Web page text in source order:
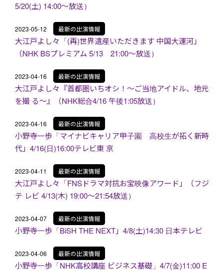
5/20(土) 14:00～放送）
2023-05-12 最新の出演情報
大江戸よし々「(再)世界遺産いただきます 中国大運河」
（NHK BSプレミアム 5/13 21:00～放送）
2023-04-16 最新の出演情報
大江戸よし々『首都圏いちオシ！〜ご当地アイドル、地元
を撮 る〜』（NHK総合4/16 午後1:05放送）
2023-04-16 最新の出演情報
小野寺一歩「マイナビキャリア甲子園 高校生が拓く新時
代」4/16(日)16:00テレビ東 京
2023-04-11 最新の出演情報
大江戸よし々「FNSドラマ対抗お宝映像アワード」（フジ
テ レビ 4/13(木) 19:00～21:54放送）
2023-04-07 最新の出演情報
小野寺一歩「BiSH THE NEXT」4/8(土)14:30 日本テレビ
2023-04-06 最新の出演情報
小野寺一歩「NHK高校講座 ビジネス基礎」4/7(金)11:00 E